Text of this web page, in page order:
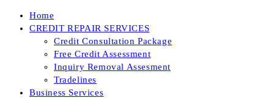
Skip
Home
CREDIT REPAIR SERVICES
Credit Consultation Package
Free Credit Assessment
Inquiry Removal Assesment
Tradelines
Business Services